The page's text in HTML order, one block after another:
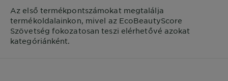
Az első termékpontszámokat megtalálja
termékoldalainkon, mivel az EcoBeautyScore
Szövetség fokozatosan teszi elérhetővé azokat
kategóriánként.